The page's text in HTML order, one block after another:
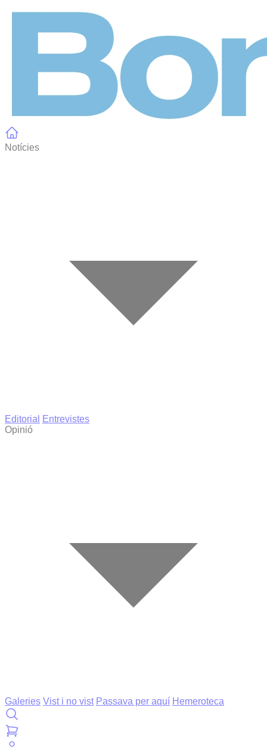
Notícies
Editorial
Entrevistes
Opinió
Galeries Vist i no vist Passava per aquí Hemeroteca